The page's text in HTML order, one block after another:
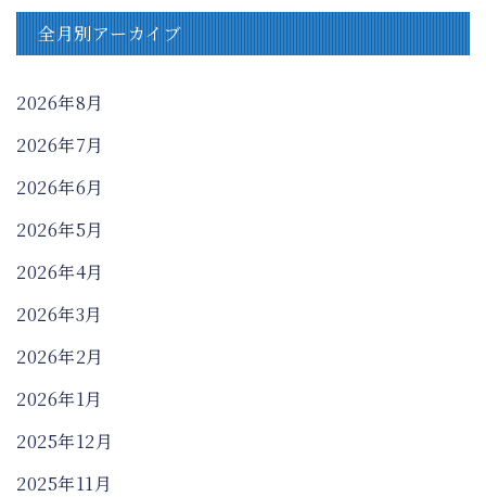
全月別アーカイブ
2026年8月
2026年7月
2026年6月
2026年5月
2026年4月
2026年3月
2026年2月
2026年1月
2025年12月
2025年11月